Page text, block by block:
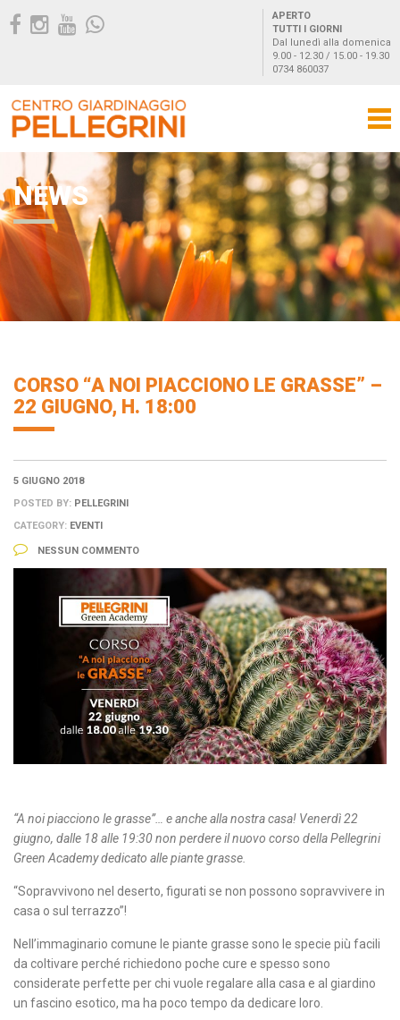
APERTO
TUTTI I GIORNI
Dal lunedì alla domenica
9.00 - 12.30 / 15.00 - 19.30
0734 860037
NEWS
CORSO “A NOI PIACCIONO LE GRASSE” –
22 GIUGNO, H. 18:00
5 GIUGNO 2018
POSTED BY: PELLEGRINI
CATEGORY: EVENTI
NESSUN COMMENTO
“A noi piacciono le grasse”… e anche alla nostra casa! Venerdì 22
giugno, dalle 18 alle 19:30 non perdere il nuovo corso della Pellegrini
Green Academy dedicato alle piante grasse.
“Sopravvivono nel deserto, figurati se non possono sopravvivere in
casa o sul terrazzo”!
Nell’immaginario comune le piante grasse sono le specie più facili
da coltivare perché richiedono poche cure e spesso sono
considerate perfette per chi vuole regalare alla casa e al giardino
un fascino esotico, ma ha poco tempo da dedicare loro.